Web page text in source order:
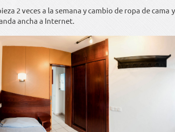
2 veces a la semana y cambio de ropa de
ancha a Internet.